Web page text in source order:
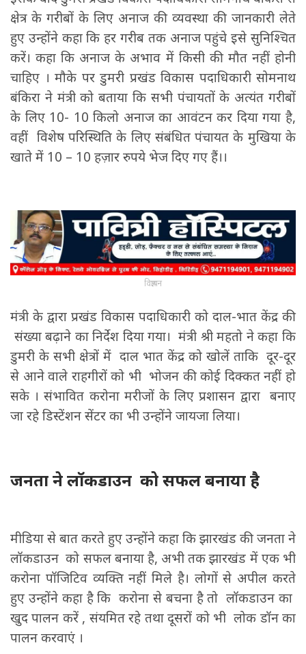
क्षेत्र के गरीबों के लिए अनाज की व्यवस्था की जानकारी लेते
हुए उन्होंने कहा कि हर गरीब तक अनाज पहुंचे इसे सुनिश्चित
करें। कहा कि अनाज के अभाव में किसी की मौत नहीं होनी
चाहिए । मौके पर डुमरी प्रखंड विकास पदाधिकारी सोमनाथ
बंकिरा ने मंत्री को बताया कि सभी पंचायतों के अत्यंत गरीबों
के लिए 10- 10 किलो अनाज का आवंटन कर दिया गया है,
वहीं विशेष परिस्थिति के लिए संबंधित पंचायत के मुखिया के
खाते में 10 – 10 हज़ार रुपये भेज दिए गए हैं।।
विज्ञापन
मंत्री के द्वारा प्रखंड विकास पदाधिकारी को दाल-भात केंद्र की
संख्या बढ़ाने का निर्देश दिया गया। मंत्री श्री महतो ने कहा कि
डुमरी के सभी क्षेत्रों में दाल भात केंद्र को खोलें ताकि दूर-दूर
से आने वाले राहगीरों को भी भोजन की कोई दिक्कत नहीं हो
सके । संभावित करोना मरीजों के लिए प्रशासन द्वारा बनाए
जा रहे डिस्टेंशन सेंटर का भी उन्होंने जायजा लिया।
जनता ने लॉकडाउन को सफल बनाया है
मीडिया से बात करते हुए उन्होंने कहा कि झारखंड की जनता ने
लॉकडाउन को सफल बनाया है, अभी तक झारखंड में एक भी
करोना पॉजिटिव व्यक्ति नहीं मिले है। लोगों से अपील करते
हुए उन्होंने कहा है कि करोना से बचना है तो लॉकडाउन का
खुद पालन करें , संयमित रहे तथा दूसरों को भी लोक डॉन का
पालन करवाएं ।